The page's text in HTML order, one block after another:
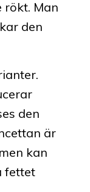
rökt. Man
den
den
är
kan
fettet